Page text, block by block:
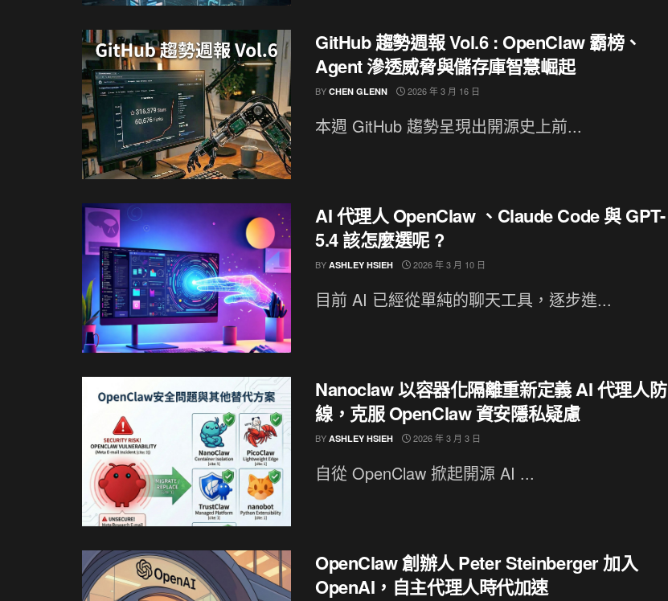
GitHub 趨勢週報 Vol.6 : OpenClaw 霸榜、
Agent 滲透威脅與儲存庫智慧崛起
BY CHEN GLENN 2026 年 3 月 16 日
本週 GitHub 趨勢呈現出開源史上前...
AI 代理人 OpenClaw 、Claude Code 與 GPT-
5.4 該怎麼選呢 ?
BY ASHLEY HSIEH 2026 年 3 月 10 日
目前 AI 已經從單純的聊天工具，逐步進...
Nanoclaw 以容器化隔離重新定義 AI 代理人防
線，克服 OpenClaw 資安隱私疑慮
BY ASHLEY HSIEH 2026 年 3 月 3 日
自從 OpenClaw 掀起開源 AI ...
OpenClaw 創辦人 Peter Steinberger 加入
OpenAI，自主代理人時代加速